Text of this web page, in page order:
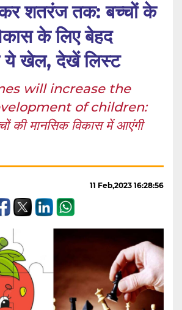
शतरंज तक: बच्चों के
के लिए बेहद
ये खेल, देखें लिस्ट
will increase the
of children:
की मानसिक विकास में आएंगी
11 Feb,2023 16:28:56